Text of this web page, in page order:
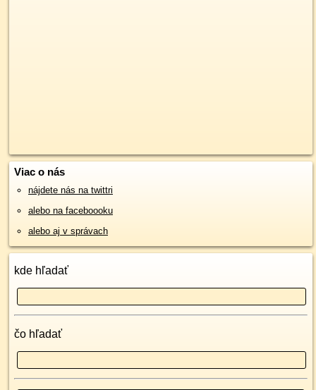
Viac o nás
nájdete nás na twittri
alebo na faceboooku
alebo aj v správach
kde hľadať
čo hľadať